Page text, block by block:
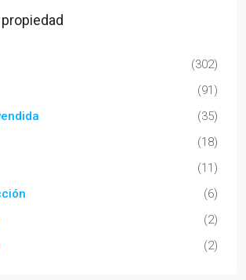
(302)
(91)
(35)
(18)
(11)
(6)
(2)
(2)